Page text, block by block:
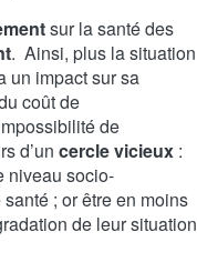
sur la santé des
. Ainsi, plus la situation
un impact sur sa
coût de
de
d’un cercle vicieux:
niveau socio-
; or être en moins
de leur situation